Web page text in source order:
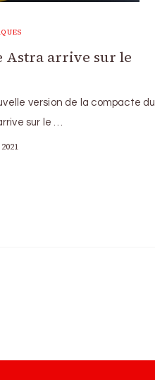
Astra arrive sur le
version de la compacte du
sur le …